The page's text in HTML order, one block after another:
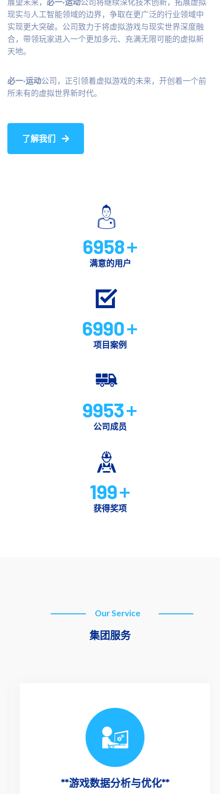
现实与人工智能领域的边界，争取在更广泛的行业领域中
实现更大突破。公司致力于将虚拟游戏与现实世界深度融
合，带领玩家进入一个更加多元、充满无限可能的虚拟新
天地。
必一·运动公司，正引领着虚拟游戏的未来，开创着一个前
所未有的虚拟世界新时代。
了解我们
6958+
满意的用户
6990+
项目案例
9953+
公司成员
199+
获得奖项
Our Service
集团服务
**游戏数据分析与优化**